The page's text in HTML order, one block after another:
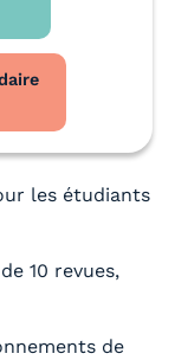
les étudiants
10 revues,
de